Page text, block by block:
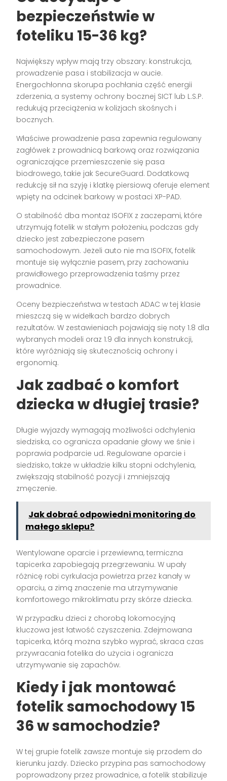
bezpieczeństwie w
foteliku 15-36 kg?
Największy wpływ mają trzy obszary: konstrukcja,
prowadzenie pasa i stabilizacja w aucie.
Energochłonna skorupa pochłania część energii
zderzenia, a systemy ochrony bocznej SICT lub L.S.P.
redukują przeciążenia w kolizjach skośnych i
bocznych.
Właściwe prowadzenie pasa zapewnia regulowany
zagłówek z prowadnicą barkową oraz rozwiązania
ograniczające przemieszczenie się pasa
biodrowego, takie jak SecureGuard. Dodatkową
redukcję sił na szyję i klatkę piersiową oferuje element
wpięty na odcinek barkowy w postaci XP-PAD.
O stabilność dba montaż ISOFIX z zaczepami, które
utrzymują fotelik w stałym położeniu, podczas gdy
dziecko jest zabezpieczone pasem
samochodowym. Jeżeli auto nie ma ISOFIX, fotelik
montuje się wyłącznie pasem, przy zachowaniu
prawidłowego przeprowadzenia taśmy przez
prowadnice.
Oceny bezpieczeństwa w testach ADAC w tej klasie
mieszczą się w widełkach bardzo dobrych
rezultatów. W zestawieniach pojawiają się noty 1.8 dla
wybranych modeli oraz 1.9 dla innych konstrukcji,
które wyróżniają się skutecznością ochrony i
ergonomią.
Jak zadbać o komfort
dziecka w długiej trasie?
Długie wyjazdy wymagają możliwości odchylenia
siedziska, co ogranicza opadanie głowy we śnie i
poprawia podparcie ud. Regulowane oparcie i
siedzisko, także w układzie kilku stopni odchylenia,
zwiększają stabilność pozycji i zmniejszają
zmęczenie.
Jak dobrać odpowiedni monitoring do
małego sklepu?
Wentylowane oparcie i przewiewna, termiczna
tapicerka zapobiegają przegrzewaniu. W upały
różnicę robi cyrkulacja powietrza przez kanały w
oparciu, a zimą znaczenie ma utrzymywanie
komfortowego mikroklimatu przy skórze dziecka.
W przypadku dzieci z chorobą lokomocyjną
kluczowa jest łatwość czyszczenia. Zdejmowana
tapicerka, którą można szybko wyprać, skraca czas
przywracania fotelika do użycia i ogranicza
utrzymywanie się zapachów.
Kiedy i jak montować
fotelik samochodowy 15
36w samochodzie?
W tej grupie fotelik zawsze montuje się przodem do
kierunku jazdy. Dziecko przypina pas samochodowy
poprowadzony przez prowadnice, a fotelik stabilizuje